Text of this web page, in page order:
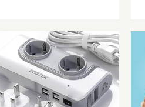
REISEADAPTER